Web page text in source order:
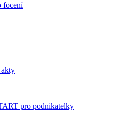
focení
pro podnikatelky